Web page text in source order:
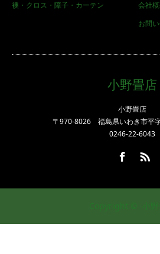
襖・クロス・障子・カーテン
会社
お問
小野畳店
小野畳店
〒970-8026 福島県いわき市平
0246-22-6043